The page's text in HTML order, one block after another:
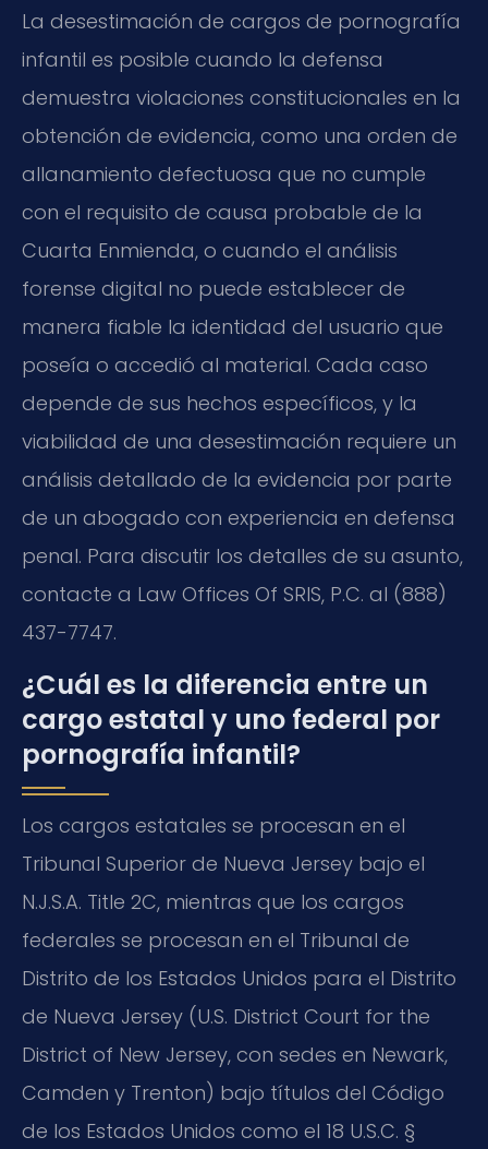
La desestimación de cargos de pornografía
infantil es posible cuando la defensa
demuestra violaciones constitucionales en la
obtención de evidencia, como una orden de
allanamiento defectuosa que no cumple
con el requisito de causa probable de la
Cuarta Enmienda, o cuando el análisis
forense digital no puede establecer de
manera fiable la identidad del usuario que
poseía o accedió al material. Cada caso
depende de sus hechos específicos, y la
viabilidad de una desestimación requiere un
análisis detallado de la evidencia por parte
de un abogado con experiencia en defensa
penal. Para discutir los detalles de su asunto,
contacte a Law Offices Of SRIS, P.C. al (888)
437-7747.
¿Cuál es la diferencia entre un
cargo estatal y uno federal por
pornografía infantil?
Los cargos estatales se procesan en el
Tribunal Superior de Nueva Jersey bajo el
N.J.S.A. Title 2C, mientras que los cargos
federales se procesan en el Tribunal de
Distrito de los Estados Unidos para el Distrito
de Nueva Jersey (U.S. District Court for the
District of New Jersey, con sedes en Newark,
Camden y Trenton) bajo títulos del Código
de los Estados Unidos como el 18 U.S.C. §